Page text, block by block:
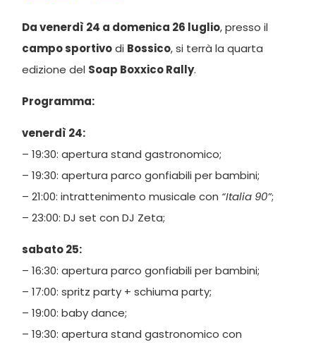
Da venerdì 24 a domenica 26 luglio, presso il
campo sportivodi Bossico, si terrà la quarta
edizione del Soap Boxxico Rally.
Programma:
venerdì 24:
– 19:30: apertura stand gastronomico;
– 19:30: apertura parco gonfiabili per bambini;
– 21:00: intrattenimento musicale con “Italia 90”;
– 23:00: DJ set con DJ Zeta;
sabato 25:
– 16:30: apertura parco gonfiabili per bambini;
– 17:00: spritz party + schiuma party;
– 19:00: baby dance;
– 19:30: apertura stand gastronomico con